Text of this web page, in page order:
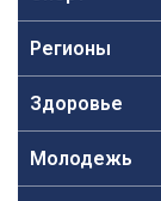
Регионы
Здоровье
Молодежь